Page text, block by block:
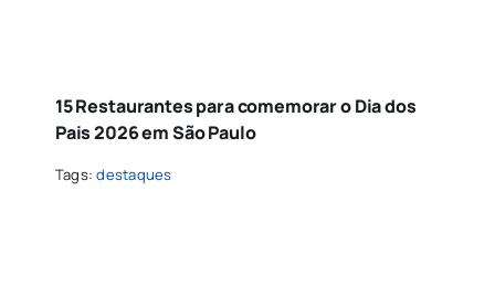
15 Restaurantes para comemorar o Dia dos
Pais 2026 em São Paulo
Tags:destaques